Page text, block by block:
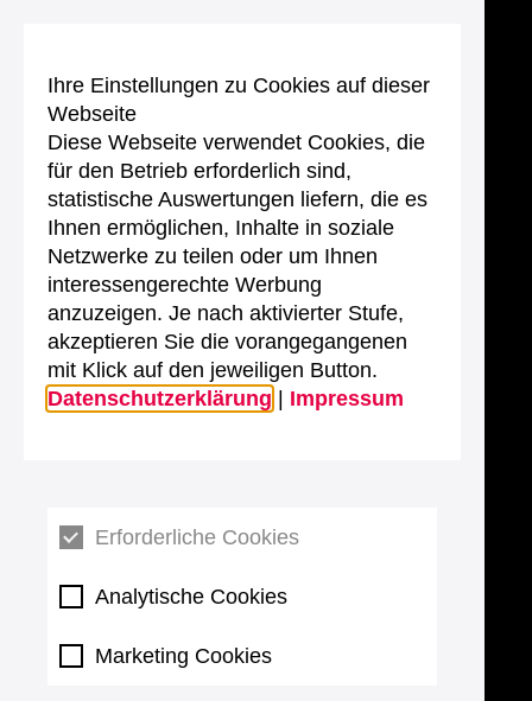
Ihre Einstellungen zu Cookies auf dieser
Webseite
Diese Webseite verwendet Cookies, die
für den Betrieb erforderlich sind,
statistische Auswertungen liefern, die es
Ihnen ermöglichen, Inhalte in soziale
Netzwerke zu teilen oder um Ihnen
interessengerechte Werbung
anzuzeigen. Je nach aktivierter Stufe,
akzeptieren Sie die vorangegangenen
mit Klick auf den jeweiligen Button.
Datenschutzerklärung
Impressum
Erforderliche Cookies
Analytische Cookies
Marketing Cookies